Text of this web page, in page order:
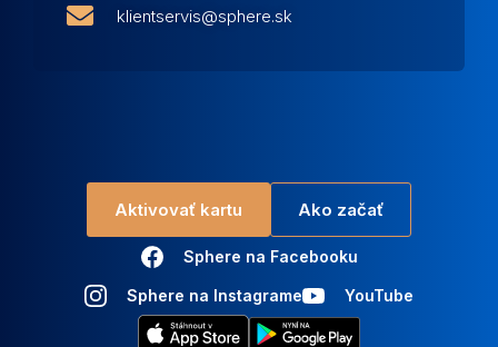
klientservis@sphere.sk
Aktivovať kartu Ako začať
Sphere na Facebooku
Sphere na Instagrame YouTube